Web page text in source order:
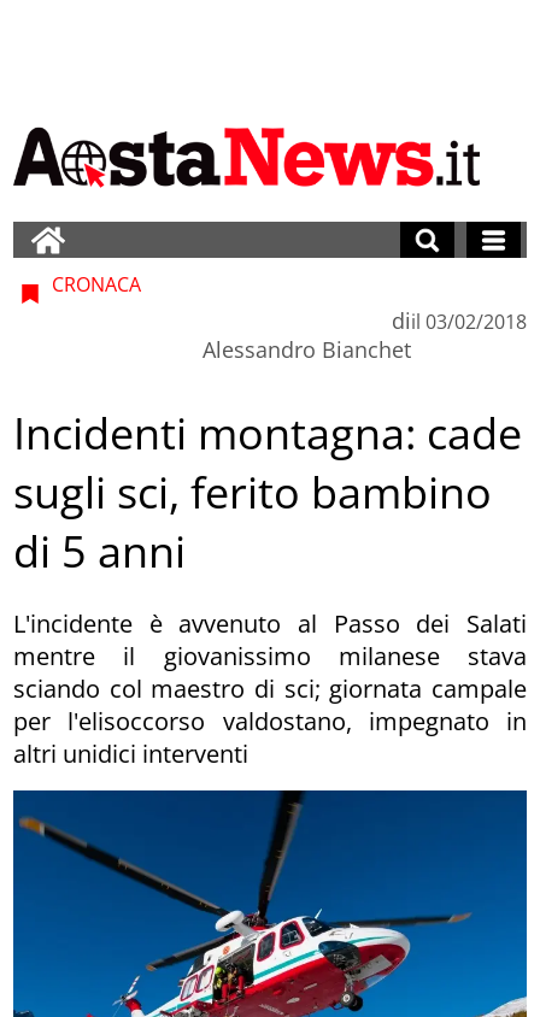
CRONACA
di
Alessandro Bianchet
il 03/02/2018
Incidenti montagna: cade
sugli sci, ferito bambino
di 5 anni
L'incidente è avvenuto al Passo dei Salati
mentre il giovanissimo milanese stava
sciando col maestro di sci; giornata campale
per l'elisoccorso valdostano, impegnato in
altri unidici interventi